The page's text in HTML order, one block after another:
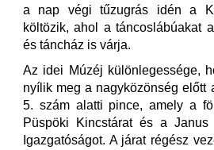
a nap végi tűzugrás idén a
költözik, ahol a táncoslábúakat
és táncház is várja.
Az idei Múzéj különlegessége,
nyílik meg a nagyközönség előtt
5. szám alatti pince, amely a
Püspöki Kincstárat és a Janus
Igazgatóságot. A járat régész